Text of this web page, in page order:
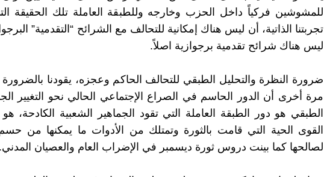
للمشوشين فركياً داخل الحزب وخارجه وللطبقة العاملة تلك الحقيقة
تجربتنا الذاتية، أن ليس هناك إمكانية للتحالف مع الشرائح “التقدمية”
ليس هناك شرائح تقدمية برجوازية اصلاً.
ضرورة النظرة والتحليل الطبقي للتحالف الحاكم وعجزه، يقودنا بالضرورة
مرة أخرى أن الدور الحاسم في الصراع الإجتماعي الحالي نحو التغيير
الطبقي هو دور الطبقة العاملة التي تقود الجماهير الشعبية الكادحة،
القوى الحية التي قامت بالثورة وتمتلك من الأدوات ما يمكنها من
لصالحها كما بينت دروس ثورة ديسمبر في الإضراب العام والعصيان المدني.